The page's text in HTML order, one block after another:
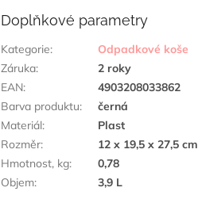
Doplňkové parametry
Kategorie:
Odpadkové koše
Záruka:
2 roky
EAN:
4903208033862
Barva produktu:
černá
Materiál:
Plast
Rozměr:
12 x 19,5 x 27,5 cm
Hmotnost, kg:
0,78
Objem: 3,9 L